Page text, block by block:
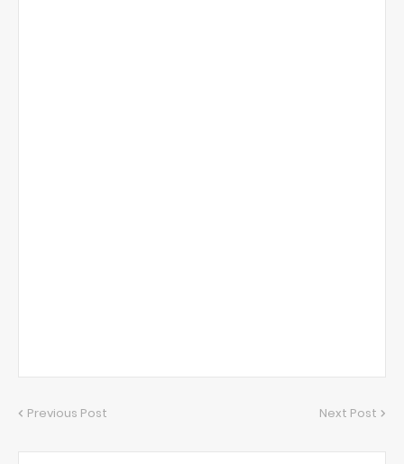
Previous Post Next Post